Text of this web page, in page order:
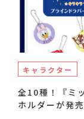
キャラクター
全10種！『ミ
ホルダーが発